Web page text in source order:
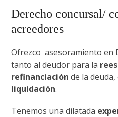
Derecho concursal/
acreedores
Ofrezco asesoramiento en
tanto al deudor para la
refinanciación de la
liquidación.
Tenemos una dilatada